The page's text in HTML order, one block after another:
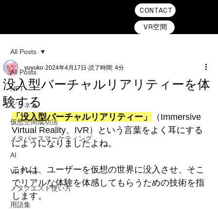
VR空間
CONTACT
All Posts
NFT
ビジネス
仮想空間成功法
メタバースマーケティング
AI
VRアート
メタクエスト使い方
用語集
All Posts
没入型バーチャルリアリティーを体
験する
yuyuko 2024年4月17日 読了時間: 4分
「没入型バーチャルリアリティー」
（Immersive
Virtual Reality、IVR）
という言葉をよく耳にする
にようになりましたよね。
これは、ユーザーを仮想の世界に没入させ、そこ
でリアルな体験を体感してもらうための技術を指
します。